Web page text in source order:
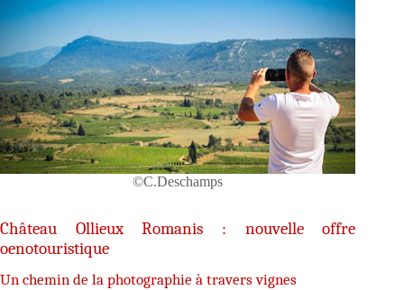
©C.Deschamps
Château Ollieux Romanis : nouvelle offre
oenotouristique
Un chemin de la photographie à travers vignes